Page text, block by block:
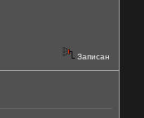
Записан